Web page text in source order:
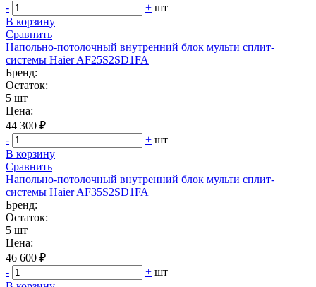
-
+ шт
В корзину
Сравнить
Напольно-потолочный внутренний блок мульти сплит-
системы Haier AF25S2SD1FA
Бренд:
Остаток:
5 шт
Цена:
44 300 ₽
-
+ шт
В корзину
Сравнить
Напольно-потолочный внутренний блок мульти сплит-
системы Haier AF35S2SD1FA
Бренд:
Остаток:
5 шт
Цена:
46 600 ₽
-
+ шт